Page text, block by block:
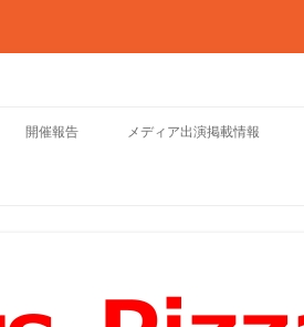
開催報告 メディア出演掲載情報